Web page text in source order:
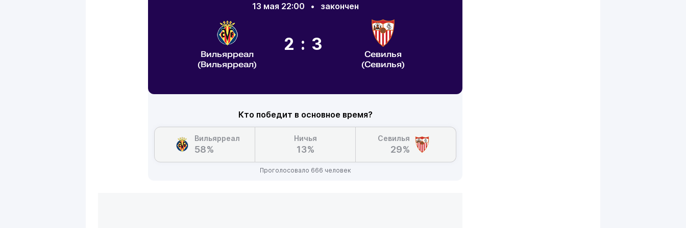
13 мая 22:00 • закончен
Вильярреал
(Вильярреал)
2:3
Севилья
(Севилья)
Кто победит в основное время?
Вильярреал
58%
Ничья
13%
Севилья
29%
Проголосовало 666 человек